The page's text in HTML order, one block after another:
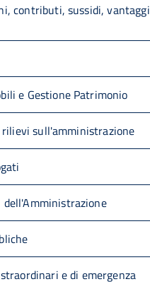
contributi, sussidi, vantaggi
e Gestione Patrimonio
sull'amministrazione
dell'Amministrazione
e di emergenza